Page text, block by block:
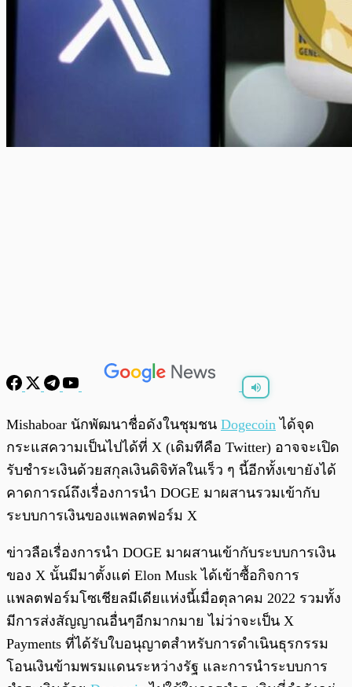
พร้อมเล่น 0:00/
Mishaboar นักพัฒนาชื่อดังในชุมชน Dogecoin ได้จุด
กระแสความเป็นไปได้ที่ X (เดิมทีคือ Twitter) อาจจะเปิด
รับชำระเงินด้วยสกุลเงินดิจิทัลในเร็ว ๆ นี้อีกทั้งเขายังได้
คาดการณ์ถึงเรื่องการนำ DOGE มาผสานรวมเข้ากับ
ระบบการเงินของแพลตฟอร์ม X
ข่าวลือเรื่องการนำ DOGE มาผสานเข้ากับระบบการเงิน
ของ X นั้นมีมาตั้งแต่ Elon Musk ได้เข้าซื้อกิจการ
แพลตฟอร์มโซเชียลมีเดียแห่งนี้เมื่อตุลาคม 2022 รวมทั้ง
มีการส่งสัญญาณอื่นๆอีกมากมาย ไม่ว่าจะเป็น X
Payments ที่ได้รับใบอนุญาตสำหรับการดำเนินธุรกรรม
โอนเงินข้ามพรมแดนระหว่างรัฐ และการนำระบบการ